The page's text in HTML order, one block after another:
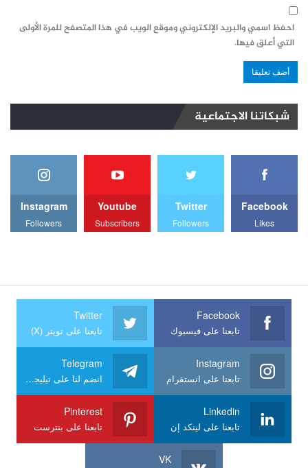
احفظ اسمي والبريد الإلكتروني وموقع الويب في هذا المتصفح للمرة الأولى
التي أعلق فيها.
شبكاتنا الاجتماعية
Facebook
Likes
Twitter
Followers
Youtube
Subscribers
Instagram
Followers
Facebook
تابعنا على فيسبوك
Twitter
تابعنا على تويتر (X)
Instagram
تابعنا على انستقرام
Telegram
انضم لنا على تيليجرام
Linkedin
تابعنا على لينكد إن
Pinterest
تابعنا على بنترست
VK